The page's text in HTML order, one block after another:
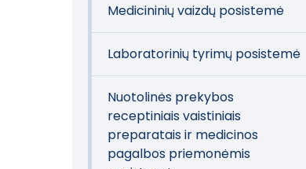
Medicininių vaizdų posistemė
Laboratorinių tyrimų posistemė
Nuotolinės prekybos
receptiniais vaistiniais
preparatais ir medicinos
pagalbos priemonėmis